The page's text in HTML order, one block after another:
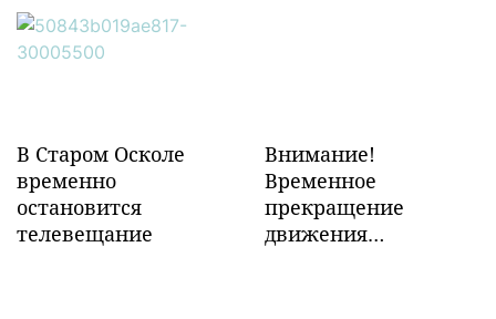
инфраструктуры в
Забайкалье
В Старом Осколе
временно
остановится
телевещание
Внимание!
Временное
прекращение
движения